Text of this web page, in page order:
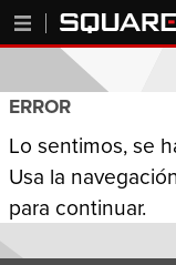
ERROR
Lo sentimos, se
Usa la
para continuar.